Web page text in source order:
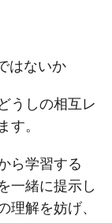
はないか
うしの相互レ
す。
ら学習する
一緒に提示し
理解を妨げ、